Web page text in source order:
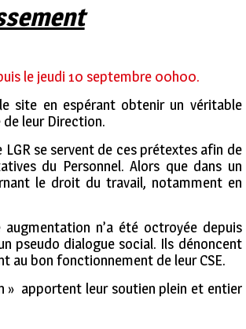
le jeudi 10 septembre 00h00.
site en espérant obtenir un véritable
leur Direction.
se servent de ces prétextes afin de
du Personnel. Alors que dans un
le droit du travail, notamment en
n’a été octroyée depuis
pseudo dialogue social. Ils dénoncent
au bon fonctionnement de leur CSE.
» apportent leur soutien plein et entier